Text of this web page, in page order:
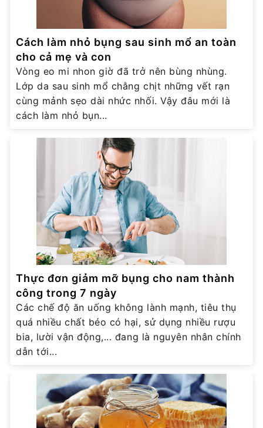
Cách làm nhỏ bụng sau sinh mổ an toàn
cho cả mẹ và con
Vòng eo mi nhon giờ đã trở nên bùng nhùng.
Lớp da sau sinh mổ chằng chịt những vết rạn
cùng mảnh sẹo dài nhức nhối. Vậy đâu mới là
cách làm nhỏ bụn...
Thực đơn giảm mỡ bụng cho nam thành
công trong 7 ngày
Các chế độ ăn uống không lành mạnh, tiêu thụ
quá nhiều chất béo có hại, sử dụng nhiều rượu
bia, lười vận động,... đang là nguyên nhân chính
dẫn tới...